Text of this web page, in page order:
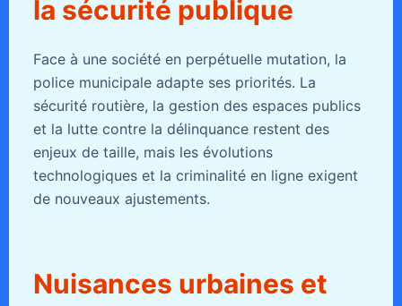
la sécurité publique
Face à une société en perpétuelle mutation, la
police municipale adapte ses priorités. La
sécurité routière, la gestion des espaces publics
et la lutte contre la délinquance restent des
enjeux de taille, mais les évolutions
technologiques et la criminalité en ligne exigent
de nouveaux ajustements.
Nuisances urbaines et